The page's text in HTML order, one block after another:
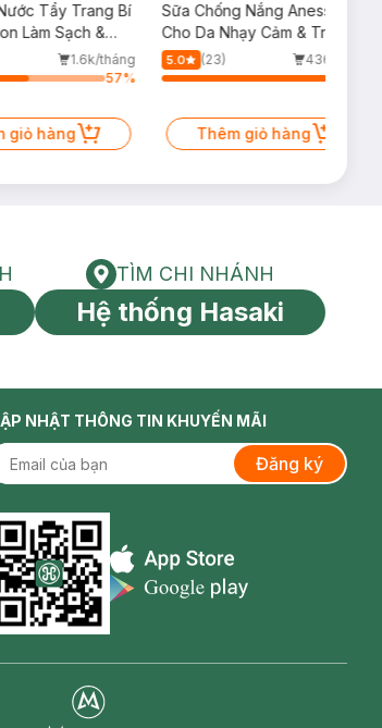
Tẩy Trang Bí
Làm Sạch &
1.6k/tháng
57%
giỏ hàng
Sữa Chống Nắng Anessa
Cho Da Nhạy Cảm & Trẻ Em
60ml (Mới)
5.0 (23)
436/tháng
Thêm giỏ hàng
CSKH Tìm chi nhánh
TÌM CHI NHÁNH
Hệ thống Hasaki
NHẬT THÔNG TIN KHUYẾN MÃI
Đăng ký
Appstore icon